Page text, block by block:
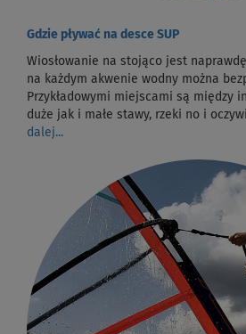
Gdzie pływać na desce SUP
Wiosłowanie na stojąco jest
na każdym akwenie wodny można
Przykładowymi miejscami są między
duże jak i małe stawy, rzeki no i
dalej...